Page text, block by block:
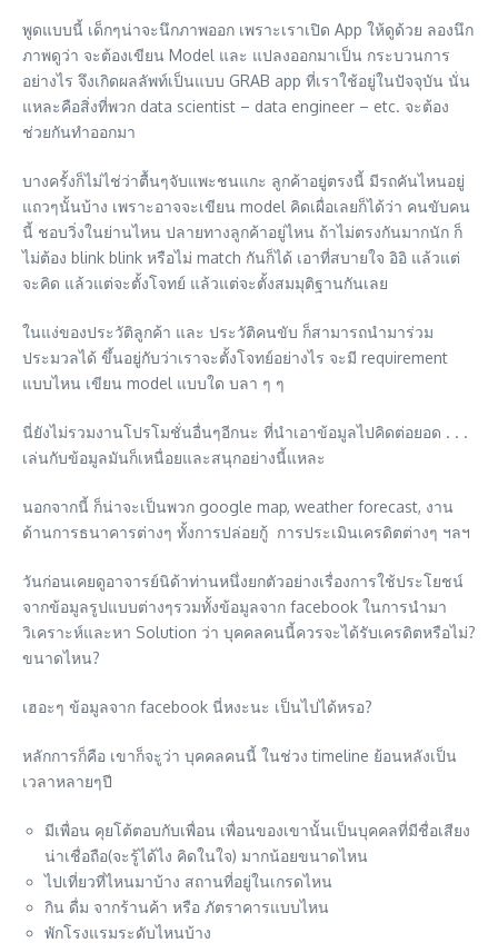
พูดแบบนี้ เด็กๆน่าจะนึกภาพออก เพราะเราเปิด App ให้ดูด้วย ลองนึก
ภาพดูว่า จะต้องเขียน Model และ แปลงออกมาเป็น กระบวนการ
อย่างไร จึงเกิดผลลัพท์เป็นแบบ GRAB app ที่เราใช้อยู่ในปัจจุบัน นั่น
แหละคือสิ่งที่พวก data scientist – data engineer – etc. จะต้อง
ช่วยกันทำออกมา
บางครั้งก็ไม่ไช่ว่าตื้นๆจับแพะชนแกะ ลูกค้าอยู่ตรงนี้ มีรถคันไหนอยู่
แถวๆนั้นบ้าง เพราะอาจจะเขียน model คิดเผื่อเลยก็ได้ว่า คนขับคน
นี้ ชอบวิ่งในย่านไหน ปลายทางลูกค้าอยู่ไหน ถ้าไม่ตรงกันมากนัก ก็
ไม่ต้อง blink blink หรือไม่ match กันก็ได้ เอาที่สบายใจ อิอิ แล้วแต่
จะคิด แล้วแต่จะตั้งโจทย์ แล้วแต่จะตั้งสมมุติฐานกันเลย
ในแง่ของประวัติลูกค้า และ ประวัติคนขับ ก็สามารถนำมาร่วม
ประมวลได้ ขึ้นอยู่กับว่าเราจะตั้งโจทย์อย่างไร จะมี requirement
แบบไหน เขียน model แบบใด บลา ๆ ๆ
นี่ยังไม่รวมงานโปรโมชั่นอื่นๆอีกนะ ที่นำเอาข้อมูลไปคิดต่อยอด . . .
เล่นกับข้อมูลมันก็เหนื่อยและสนุกอย่างนี้แหละ
นอกจากนี้ ก็น่าจะเป็นพวก google map, weather forecast, งาน
ด้านการธนาคารต่างๆ ทั้งการปล่อยกู้ การประเมินเครดิตต่างๆ ฯลฯ
วันก่อนเคยดูอาจารย์นิด้าท่านหนึ่งยกตัวอย่างเรื่องการใช้ประโยชน์
จากข้อมูลรูปแบบต่างๆรวมทั้งข้อมูลจาก facebook ในการนำมา
วิเคราะห์และหา Solution ว่า บุคคลคนนี้ควรจะได้รับเครดิตหรือไม่?
ขนาดไหน?
เฮอะๆ ข้อมูลจาก facebook นี่หงะนะ เป็นไปได้หรอ?
หลักการก็คือ เขาก็จะูว่า บุคคลคนนี้ ในช่วง timeline ย้อนหลังเป็น
เวลาหลายๆปี
มีเพื่อน คุยโต้ตอบกับเพื่อน เพื่อนของเขานั้นเป็นบุคคลที่มีชื่อเสียง
น่าเชื่อถือ(จะรู้ได้ไง คิดในใจ) มากน้อยขนาดไหน
ไปเที่ยวที่ไหนมาบ้าง สถานที่อยู่ในเกรดไหน
กิน ดื่ม จากร้านค้า หรือ ภัตราคารแบบไหน
พักโรงแรมระดับไหนบ้าง